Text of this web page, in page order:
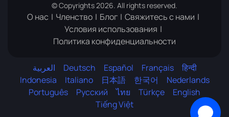
© Copyrights 2026. All rights reserved.
О нас Членство Блог
Свяжитесь с нами
Условия использования
Политика конфиденциальности
العربية Deutsch Español Français
हिन्दी
Indonesia
Italiano 日本語 한국어
Nederlands
Português
Русский ไทย Türkçe
English
Tiếng Việt
Служба поддержки
Добро пожаловать в наш онлайн-